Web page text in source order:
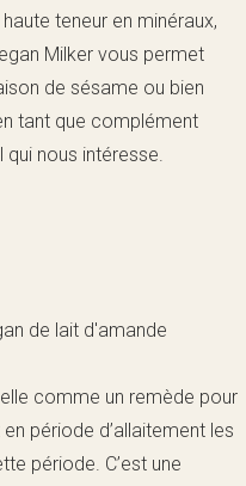
teneur en minéraux,
Milker vous permet
de sésame ou bien
tant que complément
nous intéresse.
comme un remède pour
période d’allaitement les
période. C’est une